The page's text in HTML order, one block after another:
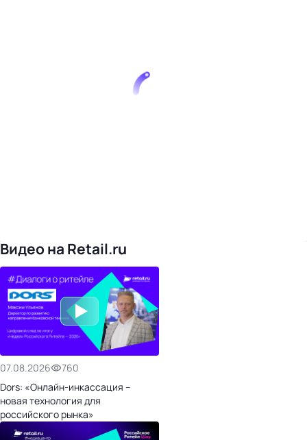
Видео на Retail.ru
07.08.2026
760
Dors: «Онлайн-инкассация –
новая технология для
российского рынка»